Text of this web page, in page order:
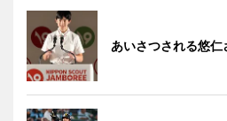
あいさつされる悠仁